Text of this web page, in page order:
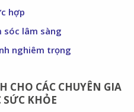
hợp
sóc lâm sàng
nghiêm trọng
CHO CÁC CHUYÊN GIA
SỨC KHỎE